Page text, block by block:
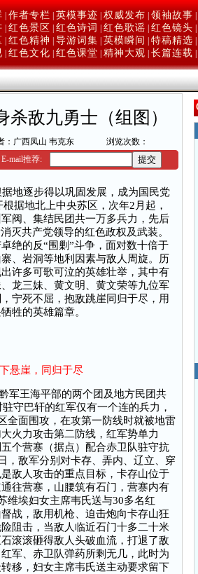
作者专栏 英模事迹 权威发布 领袖故事
红色景区 红色诗词 红色歌谣 红色镜头
红色精神 导游词集 英模瞬间 特稿精选
红色文化 红色课堂 精神大观 长篇连载
敌九勇士（组图）
：广西凤山 韦克东
浏览次数：
E-mail推荐:
地逐步得以巩固发展，成为国民党
据地北上中央苏区，次年2月起，
阀、集结民团共一万多兵力，先后
灭共产党领导的红色政权及武装。
绝的反“围剿”斗争，面对数十倍于
、岩洞等地利因素与敌人周旋。历
许多可歌可泣的英雄壮举，其中有
龙三妹、黄文明、黄文荣等九位军
宁死不屈，抱敌跳崖同归于尽，用
牲的英雄篇章。
悬崖，同归于尽
军王海平部的两个团及地方民团共
守巴轩的红军仅有一个连的兵力，
全面围攻，在攻第一防线时就被地雷
火力攻击第二防线，红军势单力
个营寨（据点）配合赤卫队驻守抗
，敌军分别对卡存、弄内、辽立、穿
敌人攻击的重点目标，卡存山位于
往营寨，山腰筑有石门，营寨内有
维埃妇女主席韦氏送与30多名红
战，敌用机枪、迫击炮向卡存山狂
阻击，当敌人临近石门十多二十米
滚滚砸得敌人头破血流，打退了敌
军、赤卫队弹药所剩无几，此时为
移，妇女主席韦氏送主动要求留下